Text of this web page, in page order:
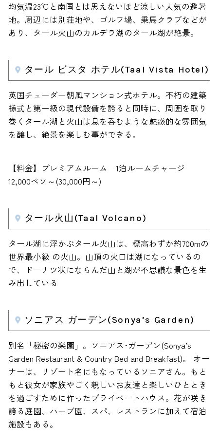
均気温23℃と南国とは思えないほど涼しい人気の避暑
地。周辺には別荘地や、ゴルフ場、乗馬クラブなどが
あり、タール火山のカルデラ湖のタール湖が絶景。
タール ビスタ ホテル(Taal Vista Hotel)
英国チューダー朝風マンション式ホテル。不朽の建築
様式と第一級の現代設備を誇ると同時に、周囲を取り
巻くタール湖と火山は息を呑むような魅惑的な雰囲気
を醸し、絶景を楽しむ事ができる。
【料金】プレミアムルーム 1泊ルームチャージ
12,000ペソ～(30,000円～)
タール火山(Taal Volcano)
タール湖に浮かぶタール火山は、標高わずか約700mの
世界最小級 の火山。山頂の火口は湖になっているの
で、ドーナツ状にならんだ山と湖が不思議な景色を生
み出している
ソニアス ガーデン(Sonya’s Garden)
別名「秘密の楽園」。ソニアス･ガーデン(Sonya’s
Garden Restaurant & Country Bed and Breakfast)。 オー
ナーは、リゾート名にもなっているソニアさん。もと
もと彼女が家族やごく親しいお友達と楽しいひととき
を過ごすために作ったプライベートハウス。花が咲き
誇る庭園、ハーブ園、スパ、レストランに加えて宿泊
施設もある。